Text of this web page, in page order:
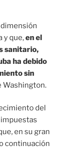
y que,en el
sanitario,
ha debido
sin
Washington.
del
en su gran
continuación